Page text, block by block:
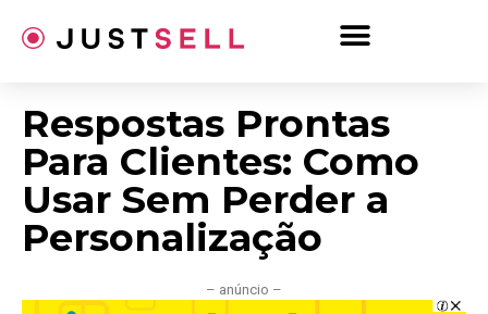
para
Respostas Prontas
Para Clientes: Como
Usar Sem Perder a
Personalização
– anúncio –